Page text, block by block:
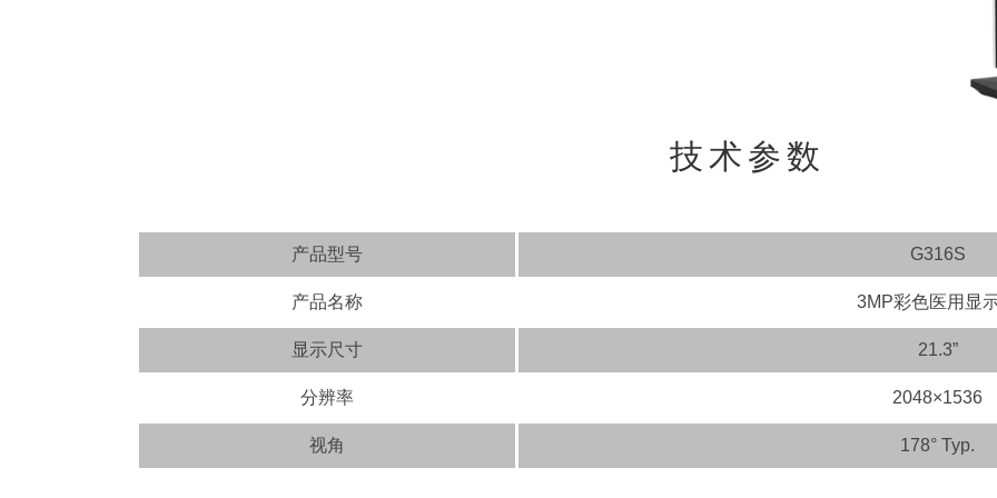
技术参数
产品型号 G316S
产品名称 3MP彩色医用显
显示尺寸 21.3”
分辨率 2048×1536
视角 178° Typ.